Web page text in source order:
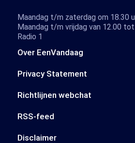
Over EenVandaag
Privacy Statement
Richtlijnen webchat
RSS-feed
Disclaimer
Maandag t/m zaterdag om 18.30
Maandag t/m vrijdag van 12.00
Radio 1